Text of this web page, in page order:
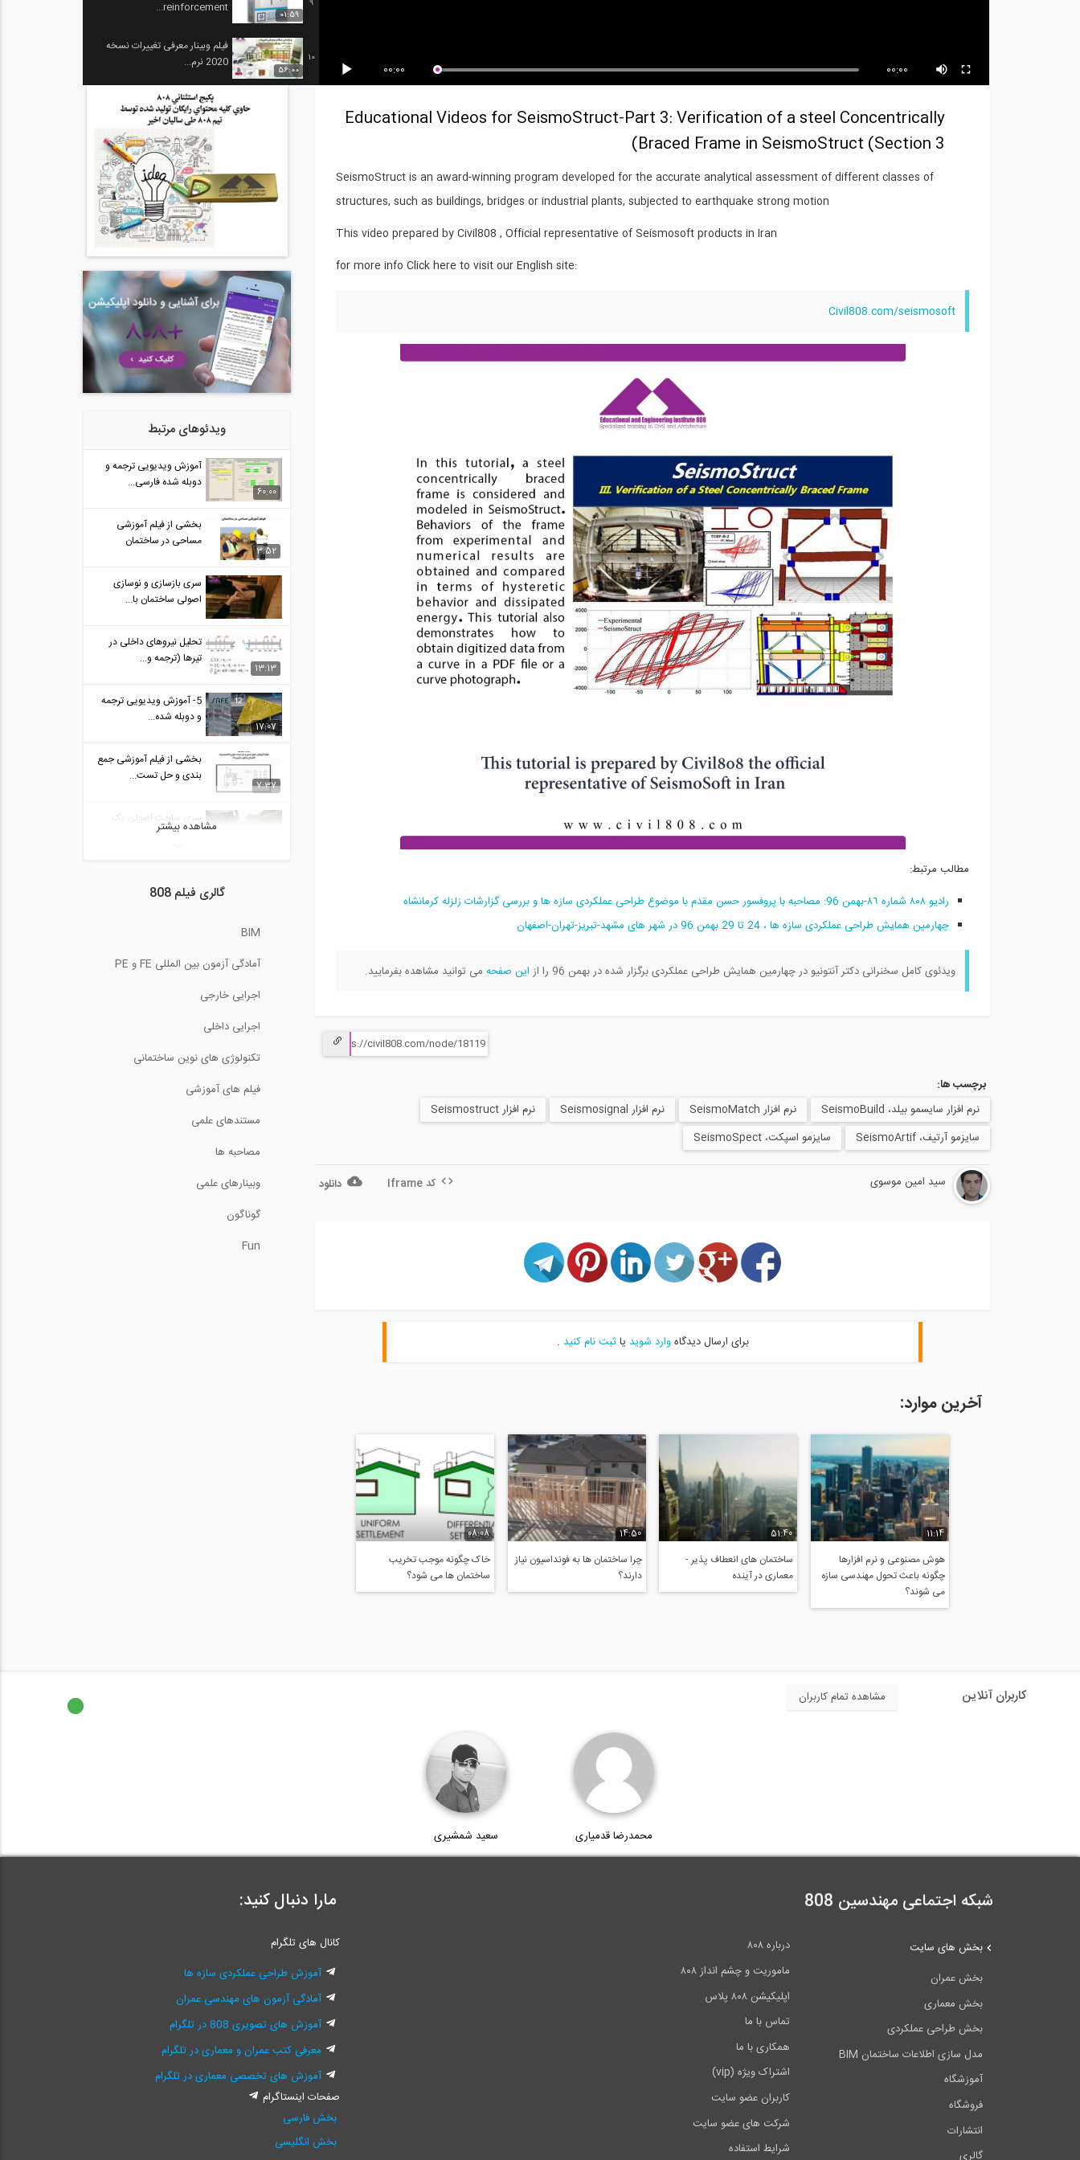
00:00 00:00
Educational Videos for SeismoStruct-Part 3: Verification of a steel Concentrically
Braced Frame in SeismoStruct (Section 3)
SeismoStruct is an award-winning program developed for the accurate analytical assessment of different classes of
structures, such as buildings, bridges or industrial plants, subjected to earthquake strong motion
This video prepared by Civil808 , Official representative of Seismosoft products in Iran
:for more info Click here to visit our English site
Civil808.com/seismosoft
مطالب مرتبط:
راديو ٨٠٨ شماره ٨٦-بهمن 96: مصاحبه با پروفسور حسن مقدم با موضوع طراحی عملكردی سازه ها و بررسی گزارشات زلزله كرمانشاه
چهارمین همایش طراحی عملکردی سازه ها ، 24 تا 29 بهمن 96 در شهر های مشهد-تبریز-تهران-اصفهان
ویدئوی کامل سخنرانی دکتر آنتونیو در چهارمین همایش طراحی عملکردی برگزار شده در بهمن 96 را از این صفحه می توانید مشاهده بفرمایید.
برچسب ها:
نرم افزار سایسمو بیلد، SeismoBuild
نرم افزار SeismoMatch نرم افزار Seismosignal
نرم افزار Seismostruct
سایزمو آرتیف، SeismoArtif
سایزمو اسپکت، SeismoSpect
دانلود سید امین موسوی کد Iframe
برای ارسال دیدگاهوارد شوید یاثبت نام کنید .
آخرین موارد:
11:14
هوش مصنوعی و نرم افزارها
چگونه باعث تحول مهندسی سازه
می شوند؟
51:40
ساختمان های انعطاف پذیر -
معماری در آینده
14:50
چرا ساختمان ها به فونداسیون نیاز
دارند؟
08:08
خاک چگونه موجب تخریب
ساختمان ها می شود؟
9
01:59
reinforcement...
10
56:00
فیلم وبینار معرفی تغییرات نسخه
2020 نرم...
ویدئوهای مرتبط
60:00
آموزش ویدیویی ترجمه و
دوبله شده فارسی...
3:52
بخشی از فیلم آموزشی
مساحی در ساختمان
سری بازسازی و نوسازی
اصولی ساختمان با...
13:13
تحلیل نیروهای داخلی در
تیرها (ترجمه و...
17:07
5- آموزش ویدیویی ترجمه
و دوبله شده...
7:37
بخشی از فیلم آموزشی جمع
بندی و حل تست...
سری ساخت اصولی یک
گاراژ با سقف شیروانی...
(ترجمه و...
12:55
12:12
معرفی نرم افزار رویت Revit
سری ساخت اصولی یک
گاراژ با سقف شیروانی...
قسمت اول (ترجمه و...
و دوبله شده...
مشاهده بیشتر
گالری فیلم 808
BIM
آمادگی آزمون بین المللی FE و PE
اجرایی خارجی
اجرایی داخلی
تکنولوژی های نوین ساختمانی
فیلم های آموزشی
مستندهای علمی
مصاحبه ها
وبینارهای علمی
گوناگون
Fun
کاربران آنلاین مشاهده تمام کاربران
محمدرضا قدمیاری سعید شمشیری
شبکه اجتماعی مهندسین 808
درباره ۸۰۸
ماموریت و چشم انداز ۸۰۸
اپلیکیشن ۸۰۸ پلاس
تماس با ما
همکاری با ما
اشتراک ویژه (vip)
کاربران عضو سایت
شرکت های عضو سایت
شرایط استفاده
بخش های سایت
بخش عمران
بخش معماری
بخش طراحی عملکردی
مدل سازی اطلاعات ساختمان BIM
آموزشگاه
فروشگاه
انتشارات
گالری
مارا دنبال کنید:
کانال های تلگرام
آموزش طراحی عملکردی سازه ها
آمادگی آزمون های مهندسی عمران
آموزش های تصویری 808 در تلگرام
معرفی کتب عمران و معماری در تلگرام
آموزش های تخصصی معماری در تلگرام
صفحات اینستاگرام
بخش فارسی
بخش انگلیسی